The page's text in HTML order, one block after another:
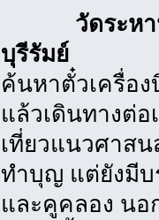
วัดระห
บุรีรัมย์
ค้นหาตั๋วเครื่อ
แล้วเดินทางต่
เที่ยวแนวศาส
ทำบุญ แต่ยังมีบ
และคูคลอง นอ